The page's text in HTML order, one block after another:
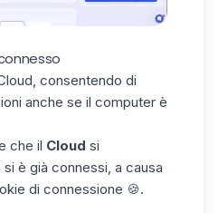
, consentendo di
anche se il computer è
che il Cloud si
è già connessi, a causa
di connessione 🍪.